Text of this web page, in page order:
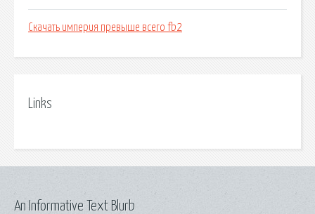
Скачать империя превыше всего fb2
Links
An Informative Text Blurb